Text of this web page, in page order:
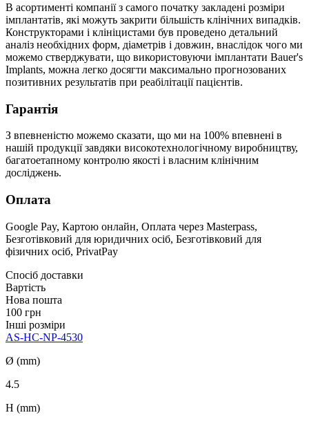
В асортименті компанії з самого початку закладені розміри
імплантатів, які можуть закрити більшість клінічних випадків.
Конструкторами і клініцистами був проведено детальний
аналіз необхідних форм, діаметрів і довжин, внаслідок чого ми
можемо стверджувати, що використовуючи імплантати Bauer's
Implants, можна легко досягти максимально прогнозованих
позитивних результатів при реабілітації пацієнтів.
Гарантія
З впевненістю можемо сказати, що ми на 100% впевнені в
нашій продукції завдяки високотехнологічному виробництву,
багатоетапному контролю якості і власним клінічним
досліджень.
Оплата
Google Pay, Картою онлайн, Оплата через Masterpass,
Безготівковий для юридичних осіб, Безготівковий для
фізичних осіб, PrivatPay
Спосіб доставки
Вартість
Нова пошта
100 грн
Інші розміри
AS-HC-NP-4530
Ø (mm)
4.5
H (mm)